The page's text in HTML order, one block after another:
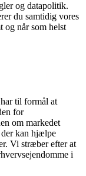
og datapolitik.
du samtidig vores
og når som helst
til formål at
for
om markedet
der kan hjælpe
Vi stræber efter at
i